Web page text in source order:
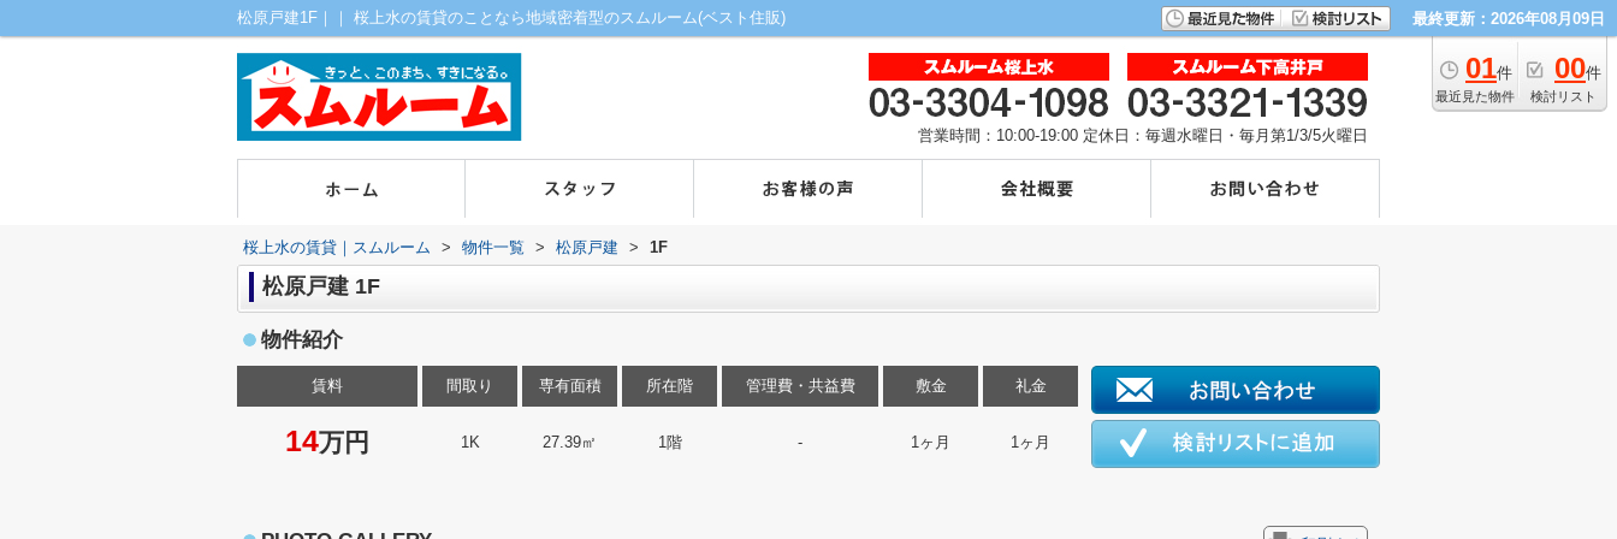
松原戸建1F｜｜ 桜上水の賃貸のことなら地域密着型のスムルーム(ベスト住販) 最終更新：2026年08月09日
01件
最近見た物件
00件
検討リスト
営業時間：10:00-19:00 定休日：毎週水曜日・毎月第1/3/5火曜日
桜上水の賃貸｜スムルーム > 物件一覧 > 松原戸建 > 1F
松原戸建 1F
物件紹介
賃料
14万円
間取り
1K
専有面積
27.39㎡
所在階
1階
管理費・共益費
-
敷金
1ヶ月
礼金
1ヶ月